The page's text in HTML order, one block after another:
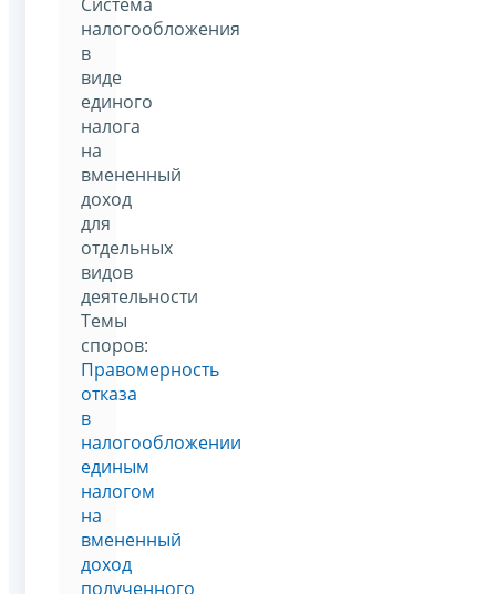
налогообложения
в
виде
единого
налога
на
вмененный
доход
для
отдельных
видов
деятельности
Темы
споров:
Правомерность
отказа
в
налогообложении
единым
налогом
на
вмененный
доход
полученного